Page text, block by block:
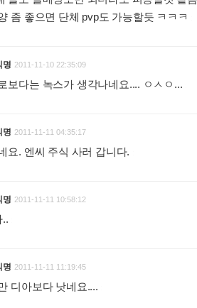
좀 좋으면 단체 pvp도 가능할듯 ㅋㅋㅋ
명 2011-11-10 22:35:09
보다는 녹스가 생각나네요.... ㅇㅅㅇ...
명 2011-11-11 04:35:17
요. 엔씨 주식 사러 갑니다.
명 2011-11-11 10:58:12
..
명 2011-11-11 11:19:45
디아보다 낫네요....